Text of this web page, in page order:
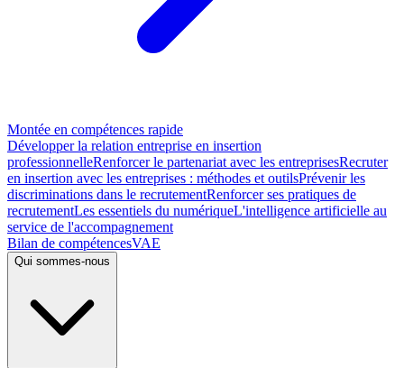
Montée en compétences rapide
Développer la relation entreprise en insertion
professionnelleRenforcer le partenariat avec les entreprisesRecruter
en insertion avec les entreprises : méthodes et outilsPrévenir les
discriminations dans le recrutementRenforcer ses pratiques de
recrutementLes essentiels du numériqueL'intelligence artificielle au
service de l'accompagnement
Bilan de compétencesVAE
Qui sommes-nous